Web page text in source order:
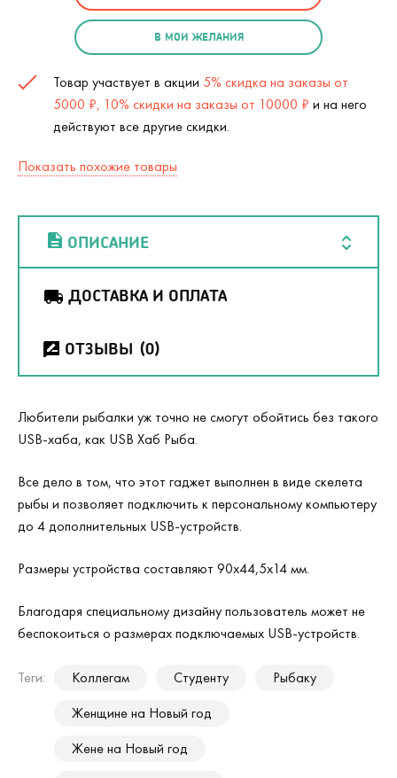
В МОИ ЖЕЛАНИЯ
Товар участвует в акции 5% скидка на заказы от
5000 ₽, 10% скидки на заказы от 10000 ₽ и на него
действуют все другие скидки.
Показать похожие товары
ОПИСАНИЕ
ДОСТАВКА И ОПЛАТА
ОТЗЫВЫ (0)
Любители рыбалки уж точно не смогут обойтись без такого
USB-хаба, как USB Хаб Рыба.
Все дело в том, что этот гаджет выполнен в виде скелета
рыбы и позволяет подключить к персональному компьютеру
до 4 дополнительных USB-устройств.
Размеры устройства составляют 90х44,5х14 мм.
Благодаря специальному дизайну пользователь может не
беспокоиться о размерах подключаемых USB-устройств.
Теги: Коллегам Студенту
Рыбаку
Женщине на Новый год
Жене на Новый год